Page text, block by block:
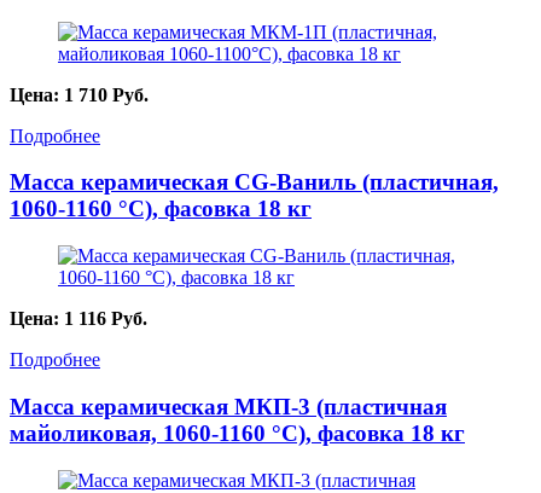
Цена: 1 710 Руб.
Подробнее
Масса керамическая CG-Ваниль (пластичная,
1060-1160 °С), фасовка 18 кг
Цена: 1 116 Руб.
Подробнее
Масса керамическая МКП-3 (пластичная
майоликовая, 1060-1160 °С), фасовка 18 кг